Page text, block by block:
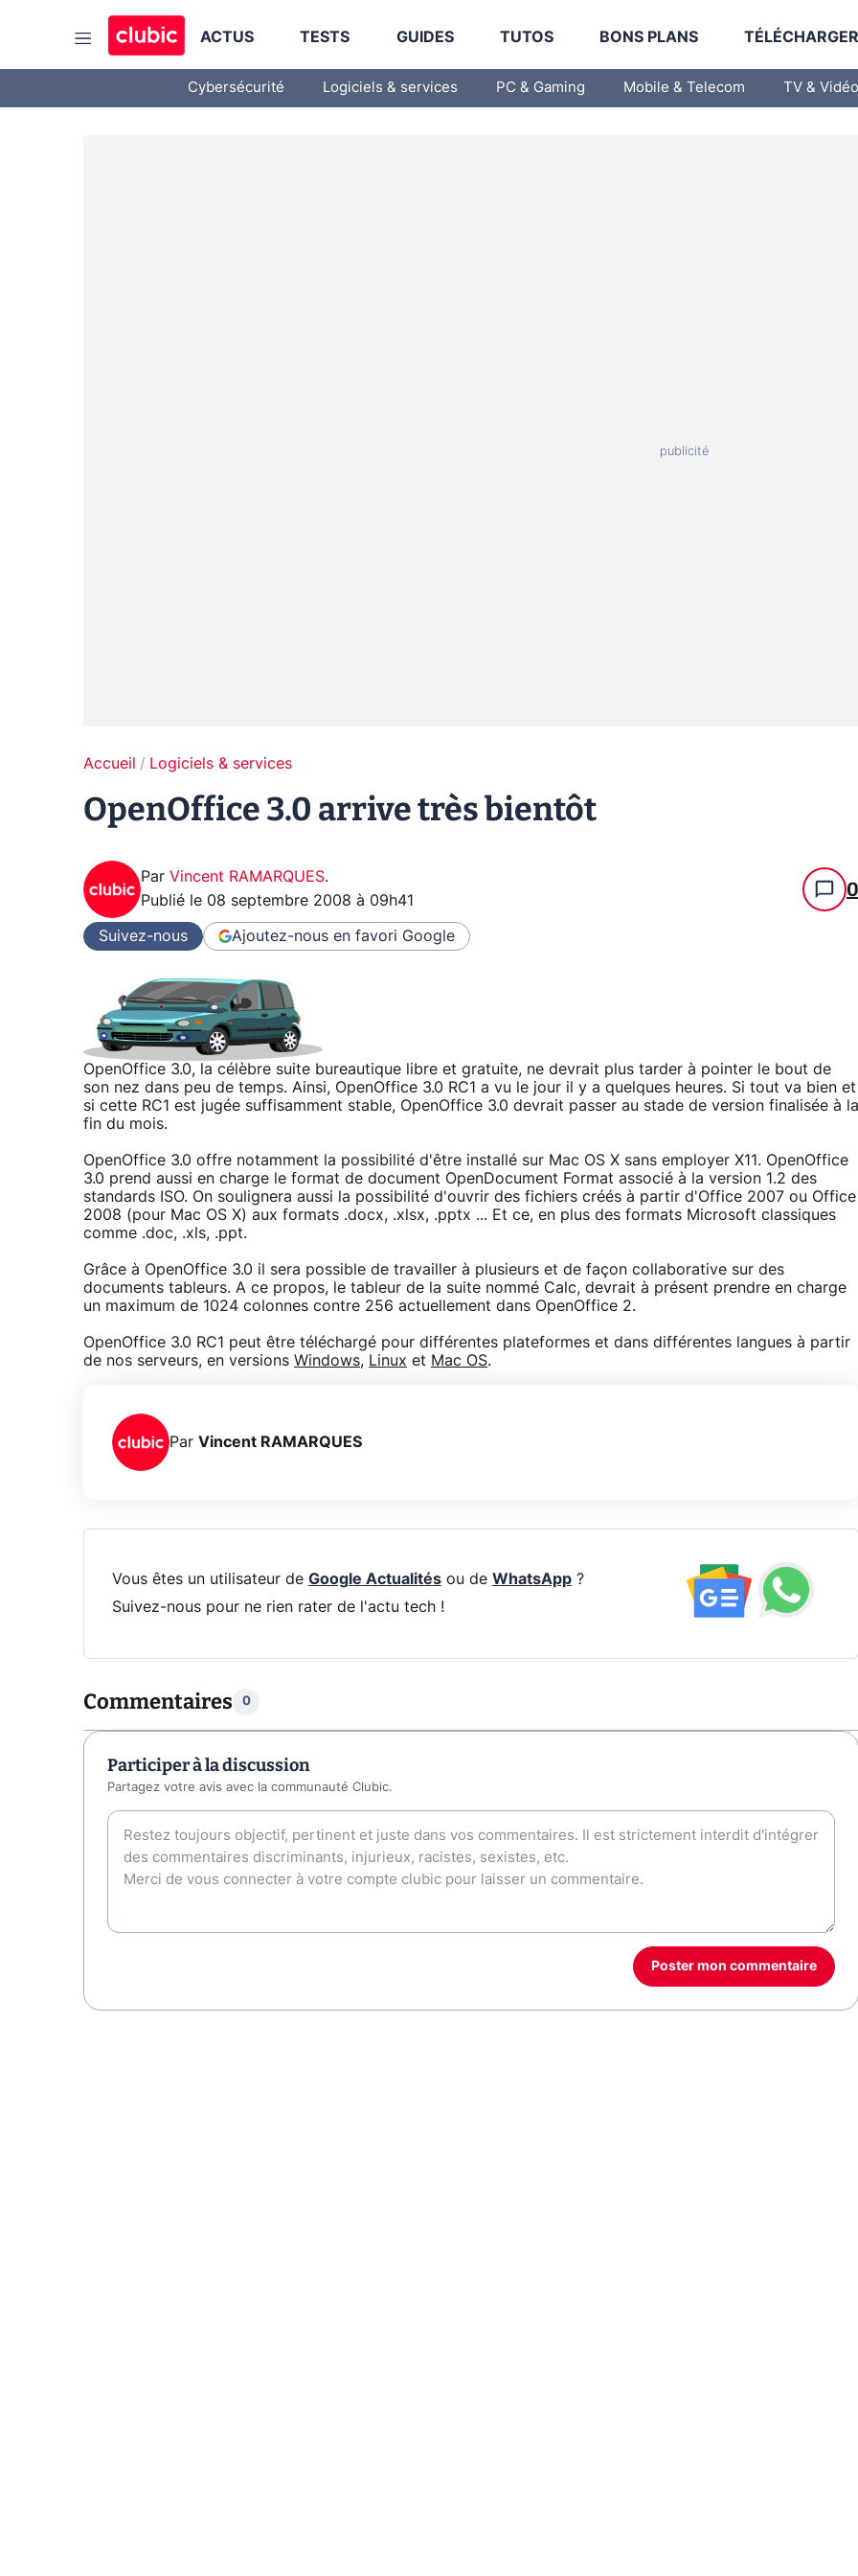
ACTUS TESTS GUIDES TUTOS BONS PLANS
Cybersécurité Logiciels & services PC & Gaming Mobile & Telecom TV & Vidéo
Accueil Logiciels & services
OpenOffice 3.0 arrive très bientôt
Par Vincent RAMARQUES.
Publié le 08 septembre 2008 à 09h41 0
Suivez-nous Ajoutez-nous en favori Google
OpenOffice 3.0, la célèbre suite bureautique libre et gratuite, ne devrait plus tarder à pointer le bout de
son nez dans peu de temps. Ainsi, OpenOffice 3.0 RC1 a vu le jour il y a quelques heures. Si tout va bien et
si cette RC1 est jugée suffisamment stable, OpenOffice 3.0 devrait passer au stade de version finalisée à la
fin du mois.
OpenOffice 3.0 offre notamment la possibilité d'être installé sur Mac OS X sans employer X11. OpenOffice
3.0 prend aussi en charge le format de document OpenDocument Format associé à la version 1.2 des
standards ISO. On soulignera aussi la possibilité d'ouvrir des fichiers créés à partir d'Office 2007 ou Office
2008 (pour Mac OS X) aux formats .docx, .xlsx, .pptx ... Et ce, en plus des formats Microsoft classiques
comme .doc, .xls, .ppt.
Grâce à OpenOffice 3.0 il sera possible de travailler à plusieurs et de façon collaborative sur des
documents tableurs. A ce propos, le tableur de la suite nommé Calc, devrait à présent prendre en charge
un maximum de 1024 colonnes contre 256 actuellement dans OpenOffice 2.
OpenOffice 3.0 RC1 peut être téléchargé pour différentes plateformes et dans différentes langues à partir
de nos serveurs, en versions Windows, Linux et Mac OS.
Par Vincent RAMARQUES
Vous êtes un utilisateur de Google Actualitésou de WhatsApp?
Suivez-nous pour ne rien rater de l'actu tech !
Commentaires 0
Participer à la discussion
Partagez votre avis avec la communauté Clubic.
Poster mon commentaire